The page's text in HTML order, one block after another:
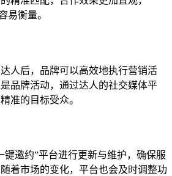
易衡量。
人后，品牌可以高效地执行营销活
品牌活动，通过达人的社交媒体平
准的目标受众。
键邀约”平台进行更新与维护，确保服
着市场的变化，平台也会及时调整功